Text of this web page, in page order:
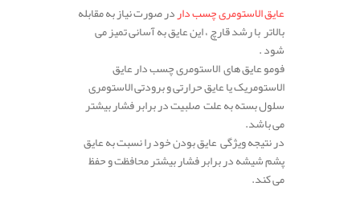
عایق الاستومری چسب داردر صورت نیاز به مقابله
بالاتر با رشد قارچ ، این عایق به آسانی تمیز می
شود .
فومو عایق های الاستومری چسب دار عایق
الاستومریک یا عایق حرارتی و برودتی الاستومری
سلول بسته به علت صلبیت در برابر فشار بیشتر
می باشد.
در نتیجه ویژگی عایق بودن خود را نسبت به عایق
پشم شیشه در برابر فشار بیشتر محافظت و حفظ
می کند.